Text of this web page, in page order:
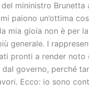
mininistro
paiono un’ottima
mia gioia non è per
generale. I
pronti a render
governo, perché
Ecco: io sono